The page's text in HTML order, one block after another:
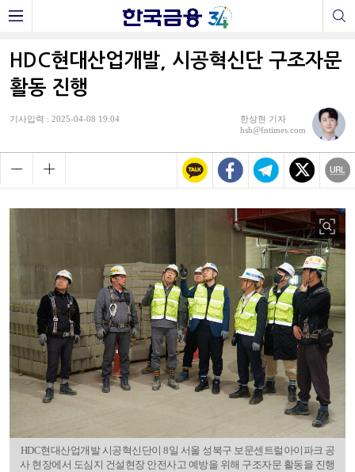
HDC현대산업개발, 시공혁신단 구조자문
활동 진행
기사입력 : 2025-04-08 19:04
한상현 기자
hsh@fntimes.com
HDC현대산업개발 시공혁신단이 8일 서울 성북구 보문센트럴아이파크 공
사 현장에서 도심지 건설현장 안전사고 예방을 위해 구조자문 활동을 진행